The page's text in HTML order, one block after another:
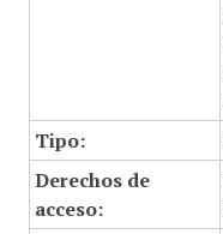
Tipo:
Derechos de
acceso: